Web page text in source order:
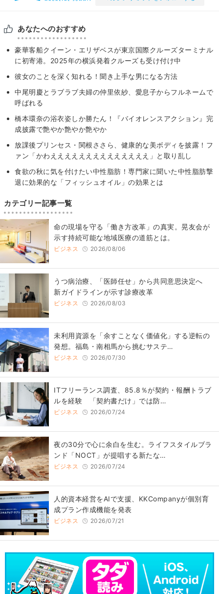
あなたへのおすすめ
豪華客船クイーン・エリザベスが東京国際クルーズターミナル
に初寄港。2025年の横浜発着クルーズも受け付け中
彼女のことを深く知れる！聞き上手な男になる方法
中尾明慶とラブラブ夫婦の仲里依紗、愛息子からフルネームで
呼ばれる
橋本環奈の浴衣姿しか勝たん！『バイオレンスアクション』完
成披露で艶やか艶やか艶やか
放課後プリンセス・関根ささら、健康的な美ボディを披露！フ
ァン「かわええええええええええええええ」と取り乱し
食欲の秋に気を付けたい中性脂肪！専門家に聞いた中性脂肪撃
退に効果的な「フィッシュオイル」の効果とは
カテゴリー記事一覧
​命の現場を守る「働き方改革」の真実。晃友会が
示す持続可能な地域医療の道筋とは。
ビジネス 2026/08/06
うつ病治療、「医師任せ」から共同意思決定へ
新ガイドラインが示す診療改革
ビジネス 2026/08/03
​​未利用資源を「余すことなく価値化」する逆転の
発想。福島・南相馬から挑むサステ…
ビジネス 2026/07/30
ITフリーランス調査、85.8％が契約・報酬トラブ
ルを経験 「契約書だけ」では防…
ビジネス 2026/07/24
​夜の30分で心に余白を生む。ライフスタイルブラ
ンド「NOCT」が提唱する新たな…
ビジネス 2026/07/24
人的資本経営をAIで支援、KKCompanyが個別育
成プラン作成機能を発表
ビジネス 2026/07/21